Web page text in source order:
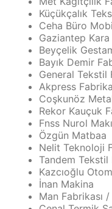
Küçükçalık
Ceha Büro
Gaziantep
Beyçelik
Bayık Demir
General Tekstil
Akpress
Coşkunöz
Rekor Kauçuk
Fnss Nurol
Özgün Matbaa
Nelit Teknoloji
Tandem Tekstil
Kazcıoğlu
İnan Makina
Man Fabrikası